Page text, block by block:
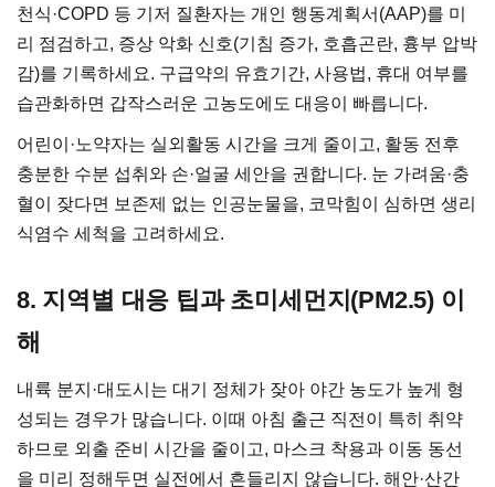
천식·COPD 등 기저 질환자는 개인 행동계획서(AAP)를 미
리 점검하고, 증상 악화 신호(기침 증가, 호흡곤란, 흉부 압박
감)를 기록하세요. 구급약의 유효기간, 사용법, 휴대 여부를
습관화하면 갑작스러운 고농도에도 대응이 빠릅니다.
어린이·노약자는 실외활동 시간을 크게 줄이고, 활동 전후
충분한 수분 섭취와 손·얼굴 세안을 권합니다. 눈 가려움·충
혈이 잦다면 보존제 없는 인공눈물을, 코막힘이 심하면 생리
식염수 세척을 고려하세요.
8. 지역별 대응 팁과 초미세먼지(PM2.5) 이
해
내륙 분지·대도시는 대기 정체가 잦아 야간 농도가 높게 형
성되는 경우가 많습니다. 이때 아침 출근 직전이 특히 취약
하므로 외출 준비 시간을 줄이고, 마스크 착용과 이동 동선
을 미리 정해두면 실전에서 흔들리지 않습니다. 해안·산간